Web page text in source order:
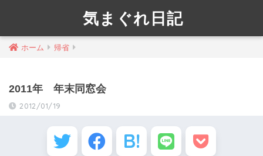
気まぐれ日記
ホーム 帰省
2011年 年末同窓会
2012/01/19